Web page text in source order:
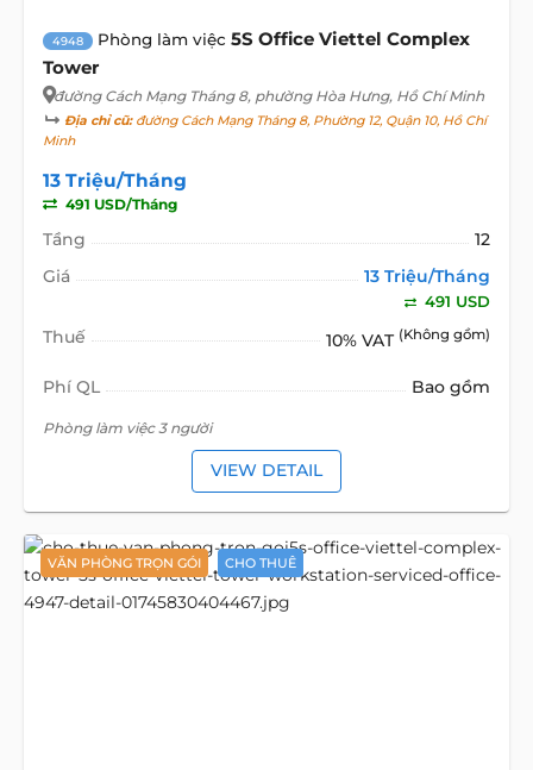
4948 Phòng làm việc 5S Office Viettel Complex
Tower
đường Cách Mạng Tháng 8, phường Hòa Hưng, Hồ Chí Minh
Địa chỉ cũ:đường Cách Mạng Tháng 8, Phường 12, Quận 10, Hồ Chí
Minh
13 Triệu/Tháng
491 USD/Tháng
Tầng
12
Giá
13 Triệu/Tháng
491 USD
Thuế 10% VAT (Không gồm)
Phí QL Bao gồm
Phòng làm việc 3 người
VIEW DETAIL
VĂN PHÒNG TRỌN GÓI CHO THUÊ